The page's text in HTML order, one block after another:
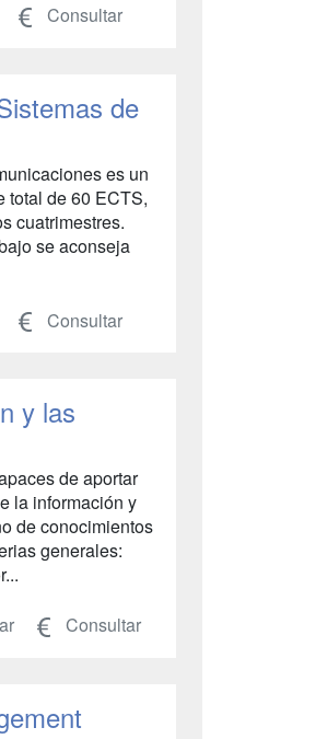
Consultar
de
es un
total de 60 ECTS,
cuatrimestres.
se aconseja
Consultar
y las
de aportar
la información y
de conocimientos
generales:
Consultar